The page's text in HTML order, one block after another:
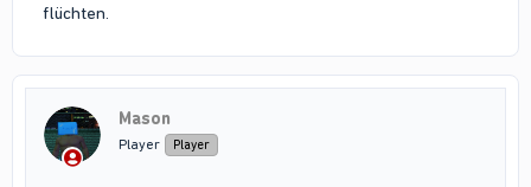
flüchten.
Mason
Player Player